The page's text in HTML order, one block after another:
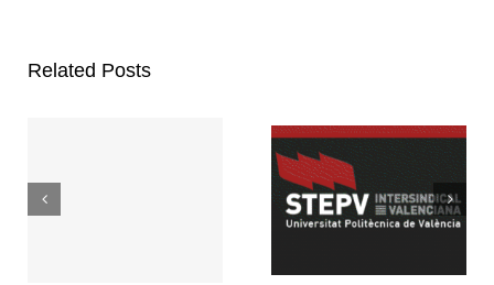
Related Posts